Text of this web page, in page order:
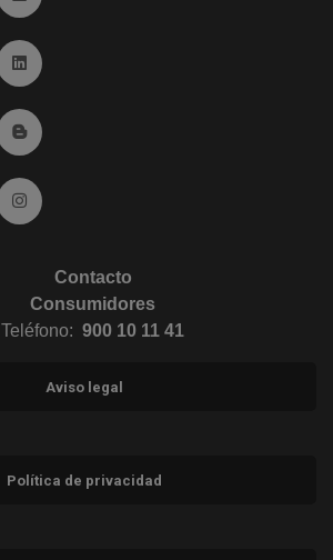
Ir a Linkedin (abre en ventana nueva)
Ir al Blog (abre en ventana nueva)
Ir a Instagram (abre en ventana nueva)
Contacto
Consumidores
Teléfono: 900 10 11 41
Aviso legal
Política de privacidad